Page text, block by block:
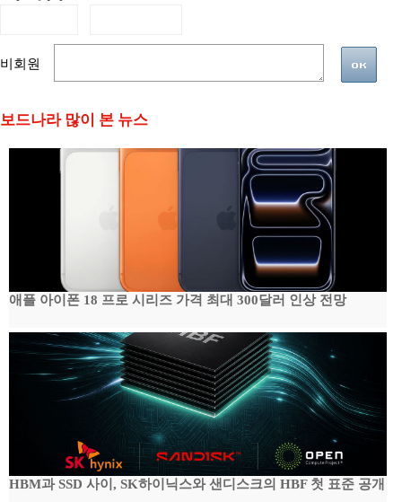
비회원
보드나라 많이 본 뉴스
애플 아이폰 18 프로 시리즈 가격 최대 300달러 인상 전망
HBM과 SSD 사이, SK하이닉스와 샌디스크의 HBF 첫 표준 공개